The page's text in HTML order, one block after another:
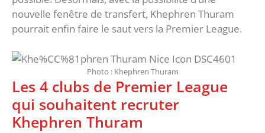
nouvelle fenêtre de transfert, Khephren Thuram
pourrait enfin faire le saut vers la Premier League.
Photo : Khephren Thuram
Les 4 clubs de Premier League
qui souhaitent recruter
Khephren Thuram